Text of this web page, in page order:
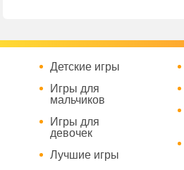
Детские игры
Игры для
мальчиков
Игры для
девочек
Лучшие игры